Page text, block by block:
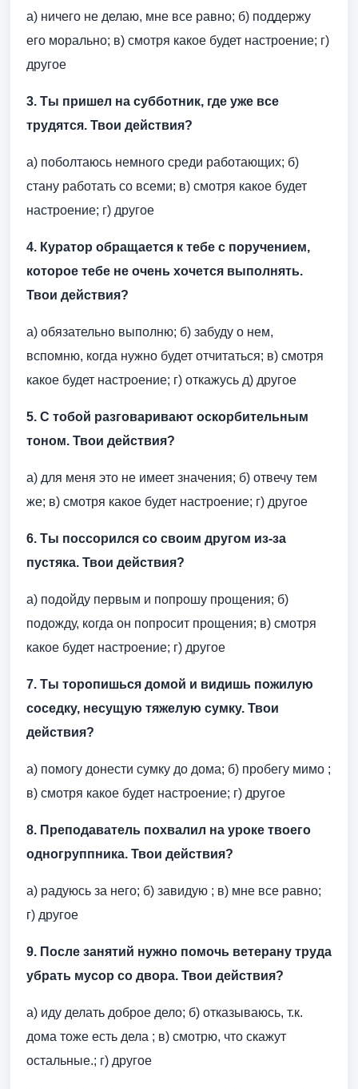
а) ничего не делаю, мне все равно; б) поддержу
его морально; в) смотря какое будет настроение; г)
другое
3. Ты пришел на субботник, где уже все
трудятся. Твои действия?
а) поболтаюсь немного среди работающих; б)
стану работать со всеми; в) смотря какое будет
настроение; г) другое
4. Куратор обращается к тебе с поручением,
которое тебе не очень хочется выполнять.
Твои действия?
а) обязательно выполню; б) забуду о нем,
вспомню, когда нужно будет отчитаться; в) смотря
какое будет настроение; г) откажусь д) другое
5. С тобой разговаривают оскорбительным
тоном. Твои действия?
а) для меня это не имеет значения; б) отвечу тем
же; в) смотря какое будет настроение; г) другое
6. Ты поссорился со своим другом из-за
пустяка. Твои действия?
а) подойду первым и попрошу прощения; б)
подожду, когда он попросит прощения; в) смотря
какое будет настроение; г) другое
7. Ты торопишься домой и видишь пожилую
соседку, несущую тяжелую сумку. Твои
действия?
а) помогу донести сумку до дома; б) пробегу мимо ;
в) смотря какое будет настроение; г) другое
8. Преподаватель похвалил на уроке твоего
одногруппника. Твои действия?
а) радуюсь за него; б) завидую ; в) мне все равно;
г) другое
9. После занятий нужно помочь ветерану труда
убрать мусор со двора. Твои действия?
а) иду делать доброе дело; б) отказываюсь, т.к.
дома тоже есть дела ; в) смотрю, что скажут
остальные.; г) другое